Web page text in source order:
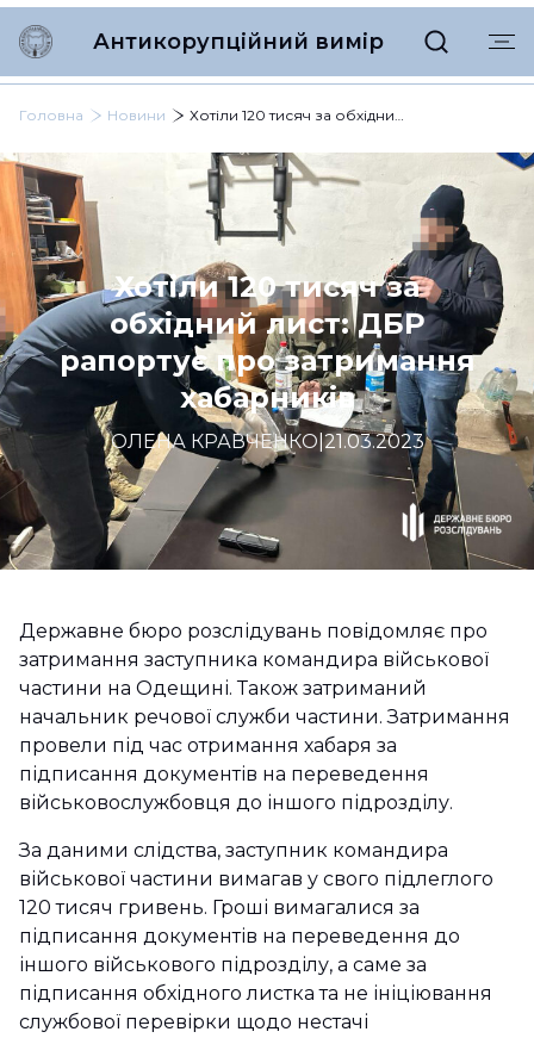
Антикорупційний вимір
Головна Новини Хотіли 120 тисяч за обхідний лист: ДБР рапортує про затримання хабарників
Хотіли 120 тисяч за
обхідний лист: ДБР
рапортує про затримання
хабарників
ОЛЕНА КРАВЧЕНКО |21.03.2023
Державне бюро розслідувань повідомляє про
затримання заступника командира військової
частини на Одещині. Також затриманий
начальник речової служби частини. Затримання
провели під час отримання хабаря за
підписання документів на переведення
військовослужбовця до іншого підрозділу.
За даними слідства, заступник командира
військової частини вимагав у свого підлеглого
120 тисяч гривень. Гроші вимагалися за
підписання документів на переведення до
іншого військового підрозділу, а саме за
підписання обхідного листка та не ініціювання
службової перевірки щодо нестачі